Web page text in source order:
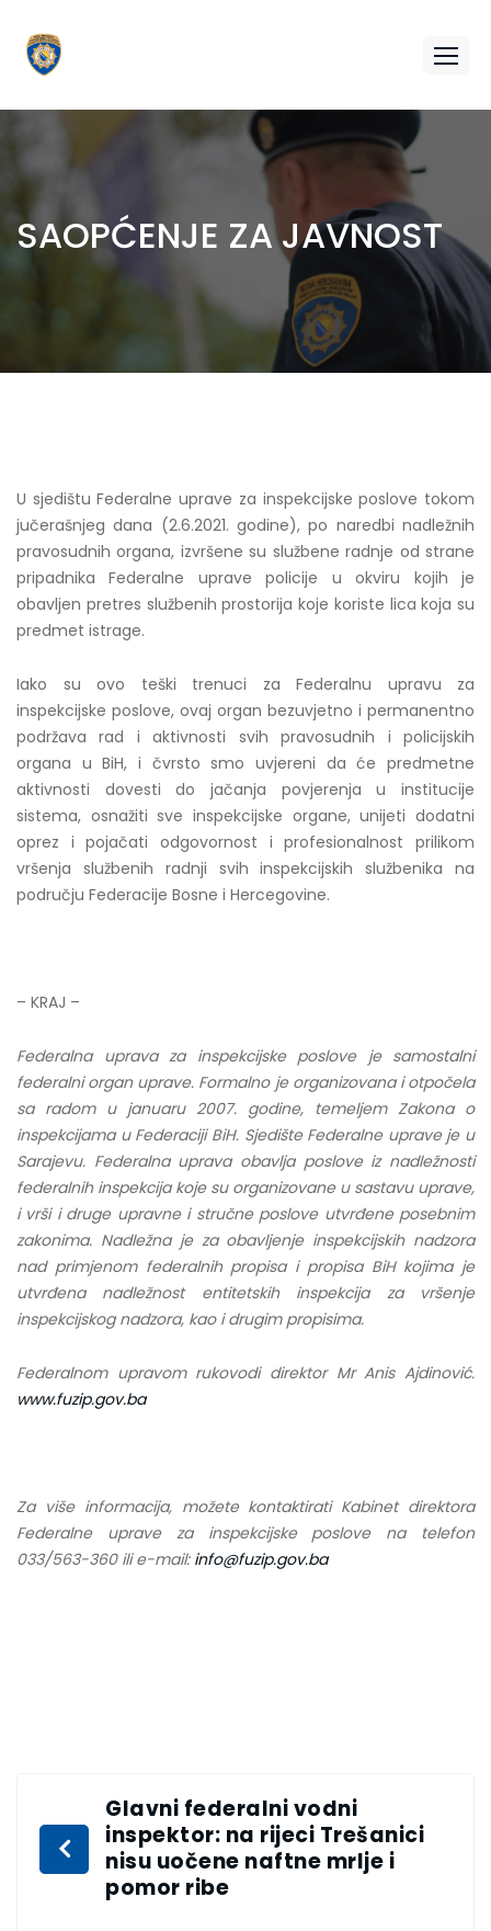
SAOPĆENJE ZA JAVNOST
U sjedištu Federalne uprave za inspekcijske poslove tokom
jučerašnjeg dana (2.6.2021. godine), po naredbi nadležnih
pravosudnih organa, izvršene su službene radnje od strane
pripadnika Federalne uprave policije u okviru kojih je
obavljen pretres službenih prostorija koje koriste lica koja su
predmet istrage.
Iako su ovo teški trenuci za Federalnu upravu za
inspekcijske poslove, ovaj organ bezuvjetno i permanentno
podržava rad i aktivnosti svih pravosudnih i policijskih
organa u BiH, i čvrsto smo uvjereni da će predmetne
aktivnosti dovesti do jačanja povjerenja u institucije
sistema, osnažiti sve inspekcijske organe, unijeti dodatni
oprez i pojačati odgovornost i profesionalnost prilikom
vršenja službenih radnji svih inspekcijskih službenika na
području Federacije Bosne i Hercegovine.
– KRAJ –
Federalna uprava za inspekcijske poslove je samostalni
federalni organ uprave. Formalno je organizovana i otpočela
sa radom u januaru 2007. godine, temeljem Zakona o
inspekcijama u Federaciji BiH. Sjedište Federalne uprave je u
Sarajevu. Federalna uprava obavlja poslove iz nadležnosti
federalnih inspekcija koje su organizovane u sastavu uprave,
i vrši i druge upravne i stručne poslove utvrđene posebnim
zakonima. Nadležna je za obavljenje inspekcijskih nadzora
nad primjenom federalnih propisa i propisa BiH kojima je
utvrđena nadležnost entitetskih inspekcija za vršenje
inspekcijskog nadzora, kao i drugim propisima.
Federalnom upravom rukovodi direktor Mr Anis Ajdinović.
www.fuzip.gov.ba
Za više informacija, možete kontaktirati Kabinet direktora
Federalne uprave za inspekcijske poslove na telefon
033/563-360 ili e-mail: info@fuzip.gov.ba
Glavni federalni vodni
inspektor: na rijeci Trešanici
nisu uočene naftne mrlje i
pomor ribe